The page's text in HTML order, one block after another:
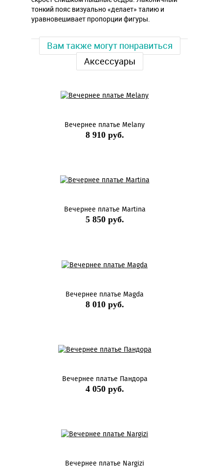
тонкий пояс визуально «делает» талию и
уравновешивает пропорции фигуры.
Вам также могут понравиться
Аксессуары
Вечернее платье Melany
8 910 руб.
Вечернее платье Martina
5 850 руб.
Вечернее платье Magda
8 010 руб.
Вечернее платье Пандора
4 050 руб.
Вечернее платье Nargizi